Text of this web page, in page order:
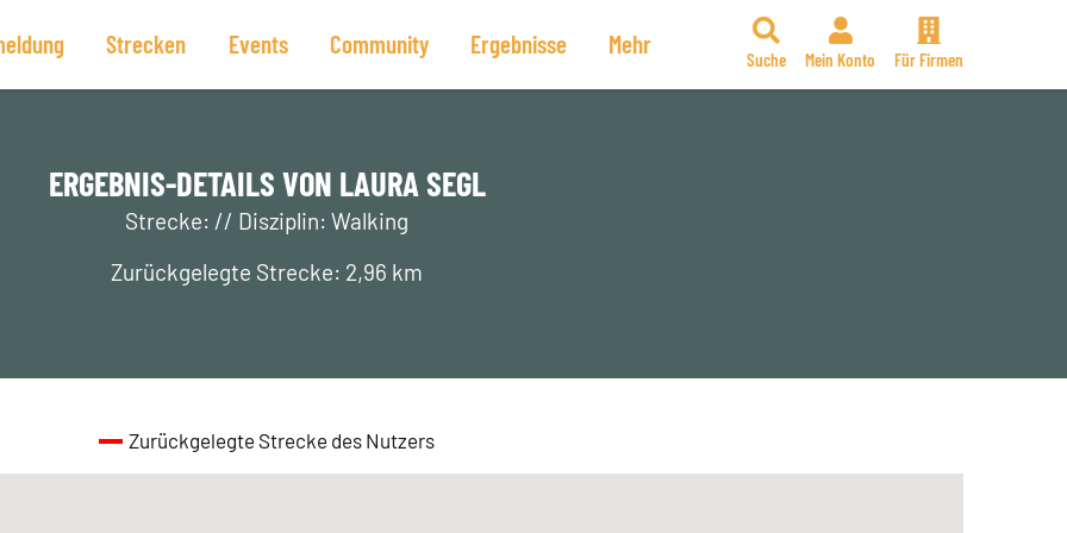
Strecken Events Community Ergebnisse Mehr
Suche Mein Konto Für Firmen
ERGEBNIS-DETAILS VON LAURA SEGL
Strecke: // Disziplin: Walking
Zurückgelegte Strecke: 2,96 km
Zurückgelegte Strecke des Nutzers